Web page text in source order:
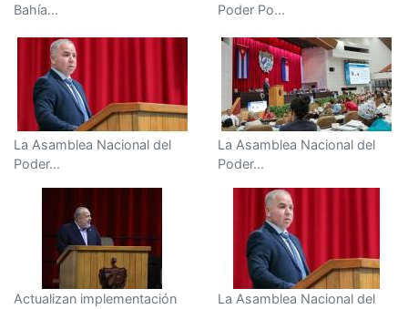
Bahía...
Poder Po...
La Asamblea Nacional del
Poder...
La Asamblea Nacional del
Poder...
Actualizan implementación
La Asamblea Nacional del